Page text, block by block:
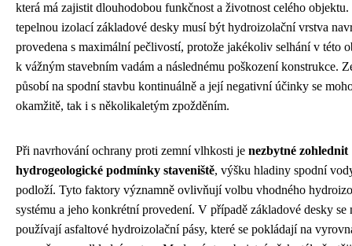
která má zajistit dlouhodobou funkčnost a životnost celého
tepelnou izolací základové desky musí být hydroizolační vrstva
provedena s maximální pečlivostí, protože jakékoliv selhání v této
k vážným stavebním vadám a následnému poškození konstrukce.
působí na spodní stavbu kontinuálně a její negativní účinky se
okamžitě, tak i s několikaletým zpožděním.
Při navrhování ochrany proti zemní vlhkosti je nezbytné zohlednit
hydrogeologické podmínky staveniště, výšku hladiny spodní
podloží. Tyto faktory významně ovlivňují volbu vhodného
systému a jeho konkrétní provedení. V případě základové desky se
používají asfaltové hydroizolační pásy, které se pokládají na